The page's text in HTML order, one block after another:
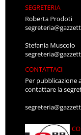
SEGRETERIA
Roberta Prodoti
Stefania Muscolo
CONTATTACI
Per pubblicazione
contattare la